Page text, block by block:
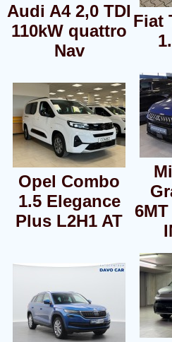
Audi A4 2,0 TDI
110kW quattro
Nav
Fiat
Opel Combo
1.5 Elegance
Plus L2H1 AT